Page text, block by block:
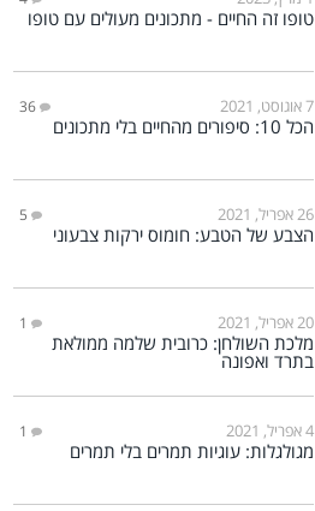
טופו זה החיים - מתכונים מעולים עם טופו
7 אוגוסט, 2021 36
הכל 10: סיפורים מהחיים בלי מתכונים
26 אפריל, 2021 5
הצבע של הטבע: חומוס ירקות צבעוני
20 אפריל, 2021 1
מלכת השולחן: כרובית שלמה ממולאת
בתרד ואפונה
4 אפריל, 2021 1
מגולגלות: עוגיות תמרים בלי תמרים